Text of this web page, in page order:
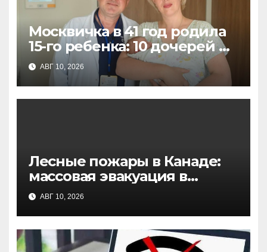
Москвичка в 41 год родила
15-го ребенка: 10 дочерей и
5 сыновей, все роды
естественные
АВГ 10, 2026
Лесные пожары в Канаде:
массовая эвакуация в
Британской Колумбии, есть
жертвы
АВГ 10, 2026